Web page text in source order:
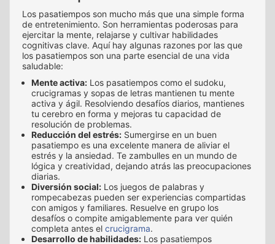
Los pasatiempos son mucho más que una simple forma
de entretenimiento. Son herramientas poderosas para
ejercitar la mente, relajarse y cultivar habilidades
cognitivas clave. Aquí hay algunas razones por las que
los pasatiempos son una parte esencial de una vida
saludable:
Mente activa: Los pasatiempos como el sudoku,
crucigramas y sopas de letras mantienen tu mente
activa y ágil. Resolviendo desafíos diarios, mantienes
tu cerebro en forma y mejoras tu capacidad de
resolución de problemas.
Reducción del estrés: Sumergirse en un buen
pasatiempo es una excelente manera de aliviar el
estrés y la ansiedad. Te zambulles en un mundo de
lógica y creatividad, dejando atrás las preocupaciones
diarias.
Diversión social: Los juegos de palabras y
rompecabezas pueden ser experiencias compartidas
con amigos y familiares. Resuelve en grupo los
desafíos o compite amigablemente para ver quién
completa antes el crucigrama.
Desarrollo de habilidades: Los pasatiempos